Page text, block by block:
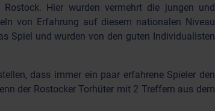
Hier wurden vermehrt die jungen und
von Erfahrung auf diesem nationalen Niveau
Spiel und wurden von den guten Individualisten
dass immer ein paar erfahrene Spieler den
der Rostocker Torhüter mit 2 Treffern aus dem